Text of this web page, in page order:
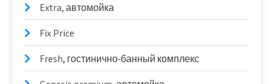
Extra, автомойка
Fix Price
Fresh, гостинично-банный комплекс